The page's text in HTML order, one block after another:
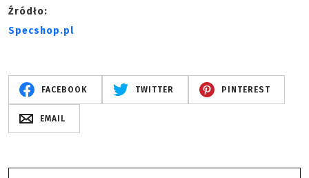
Źródło:
Specshop.pl
FACEBOOK TWITTER PINTEREST
EMAIL